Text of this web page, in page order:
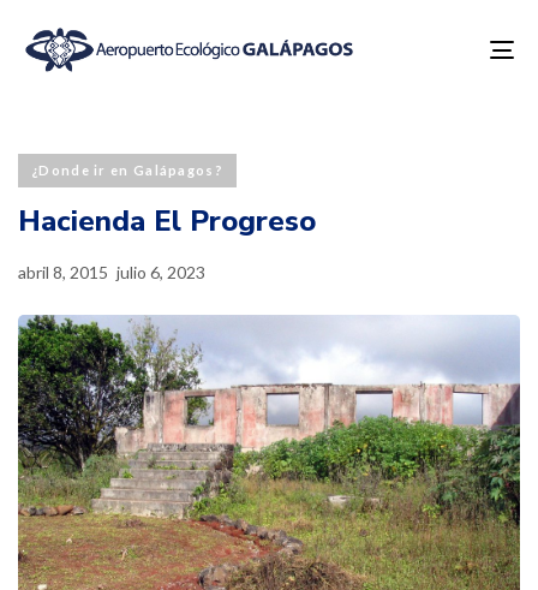
IN:
¿Donde ir en Galápagos?
Hacienda El Progreso
on:
abril 8, 2015
updated:
julio 6, 2023